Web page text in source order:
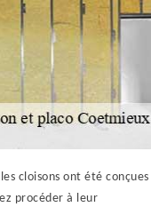
cloisons ont été conçues
procéder à leur